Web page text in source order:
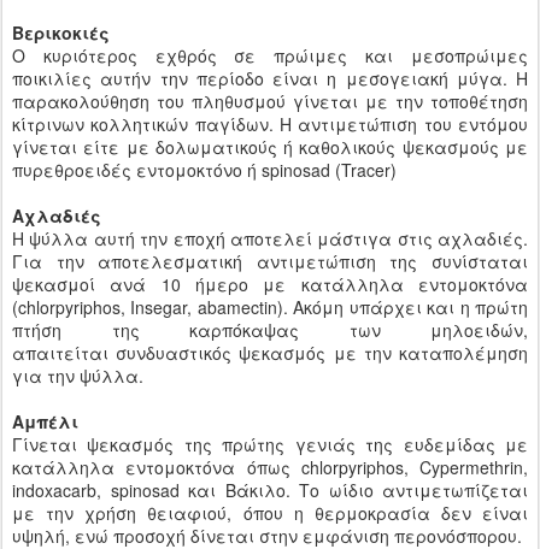
Βερικοκιές
Ο κυριότερος εχθρός σε πρώιμες και μεσοπρώιμες
ποικιλίες αυτήν την περίοδο είναι η μεσογειακή μύγα. Η
παρακολούθηση του πληθυσμού γίνεται με την τοποθέτηση
κίτρινων κολλητικών παγίδων. Η αντιμετώπιση του εντόμου
γίνεται είτε με δολωματικούς ή καθολικούς ψεκασμούς με
πυρεθροειδές εντομοκτόνο ή spinosad (Tracer)
Αχλαδιές
Η ψύλλα αυτή την εποχή αποτελεί μάστιγα στις αχλαδιές.
Για την αποτελεσματική αντιμετώπιση της συνίσταται
ψεκασμοί ανά 10 ήμερο με κατάλληλα εντομοκτόνα
(chlorpyriphos, Insegar, abamectin). Ακόμη υπάρχει και η πρώτη
πτήση της καρπόκαψας των μηλοειδών,
απαιτείται συνδυαστικός ψεκασμός με την καταπολέμηση
για την ψύλλα.
Αμπέλι
Γίνεται ψεκασμός της πρώτης γενιάς της ευδεμίδας με
κατάλληλα εντομοκτόνα όπως chlorpyriphos, Cypermethrin,
indoxacarb, spinosad και Βάκιλο. Το ωίδιο αντιμετωπίζεται
με την χρήση θειαφιού, όπου η θερμοκρασία δεν είναι
υψηλή, ενώ προσοχή δίνεται στην εμφάνιση περονόσπορου.